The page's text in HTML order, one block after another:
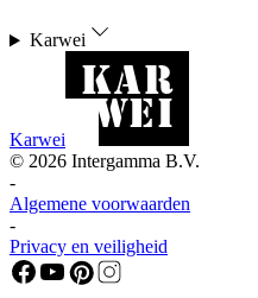
Karwei
Karwei
© 2026 Intergamma B.V.
-
Algemene voorwaarden
-
Privacy en veiligheid